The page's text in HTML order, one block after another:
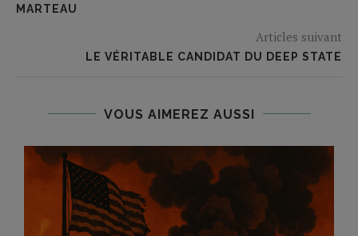
MARTEAU
Articles suivant
LE VÉRITABLE CANDIDAT DU DEEP STATE
VOUS AIMEREZ AUSSI